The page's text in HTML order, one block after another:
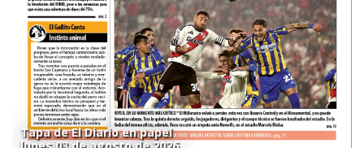
Tapa de El Diario en papel
lunes 03 de agosto de 2026